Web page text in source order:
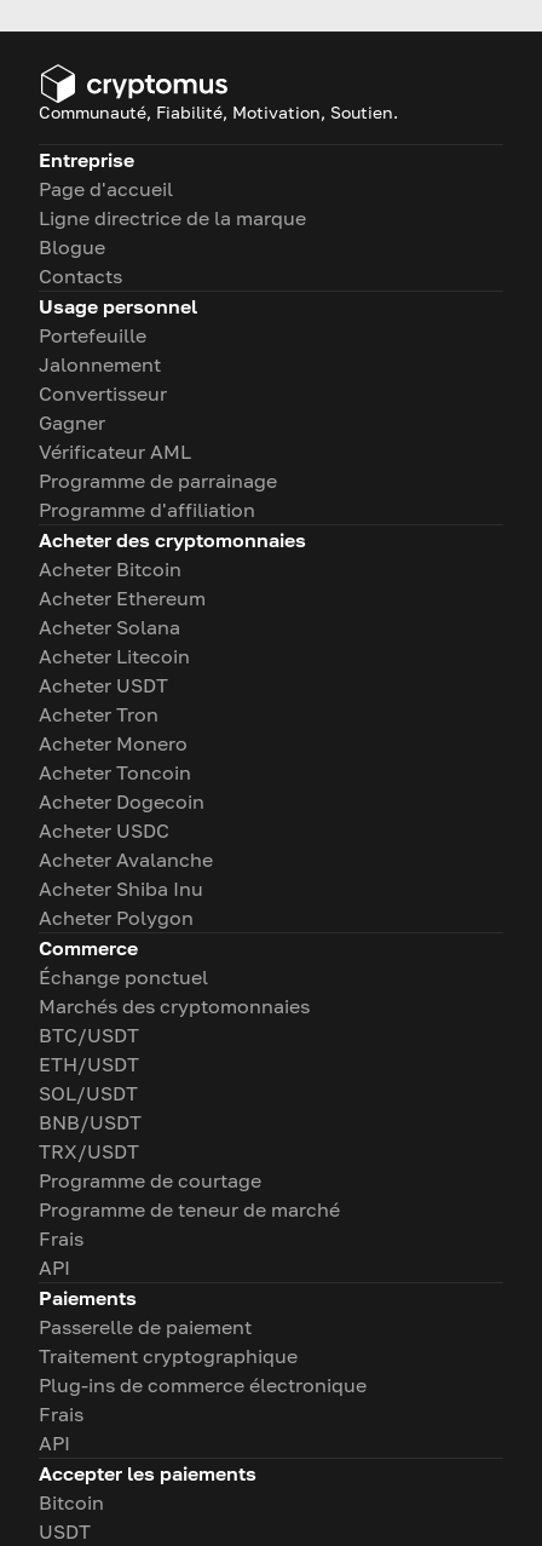
Communauté, Fiabilité, Motivation, Soutien.
Entreprise
Page d'accueil
Ligne directrice de la marque
Blogue
Contacts
Usage personnel
Portefeuille
Jalonnement
Convertisseur
Gagner
Vérificateur AML
Programme de parrainage
Programme d'affiliation
Acheter des cryptomonnaies
Acheter Bitcoin
Acheter Ethereum
Acheter Solana
Acheter Litecoin
Acheter USDT
Acheter Tron
Acheter Monero
Acheter Toncoin
Acheter Dogecoin
Acheter USDC
Acheter Avalanche
Acheter Shiba Inu
Acheter Polygon
Commerce
Échange ponctuel
Marchés des cryptomonnaies
BTC/USDT
ETH/USDT
SOL/USDT
BNB/USDT
TRX/USDT
Programme de courtage
Programme de teneur de marché
Frais
API
Paiements
Passerelle de paiement
Traitement cryptographique
Plug-ins de commerce électronique
Frais
API
Accepter les paiements
Bitcoin
USDT